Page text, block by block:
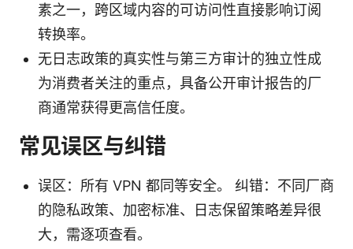
素之一，跨区域内容的可访问性直接影响订阅
转换率。
无日志政策的真实性与第三方审计的独立性成
为消费者关注的重点，具备公开审计报告的厂
商通常获得更高信任度。
常见误区与纠错
误区：所有 VPN 都同等安全。 纠错：不同厂商
的隐私政策、加密标准、日志保留策略差异很
大，需逐项查看。